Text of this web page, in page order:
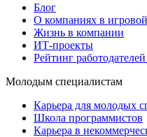
Блог
О компаниях в
Жизнь в компании
ИТ-проекты
Рейтинг
Молодым специалистам
Карьера для молодых
Школа программистов
Карьера в